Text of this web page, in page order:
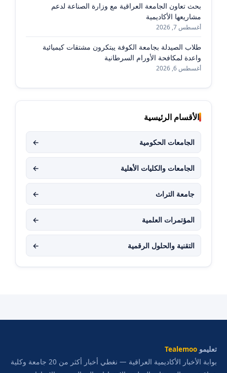
بحث تعاون الجامعة العراقية مع وزارة الصناعة لدعم
مشاريعها الأكاديمية
أغسطس 7, 2026
طلاب الصيدلة بجامعة الكوفة يبتكرون مشتقات كيميائية
واعدة لمكافحة الأورام السرطانية
أغسطس 6, 2026
الأقسام الرئيسية
الجامعات الحكومية ←
الجامعات والكليات الأهلية ←
جامعة التراث ←
المؤتمرات العلمية ←
التقنية والحلول الرقمية ←
تعليمو Tealemoo
بوابة الأخبار الأكاديمية العراقية — نغطي أخبار أكثر من 20 جامعة وكلية